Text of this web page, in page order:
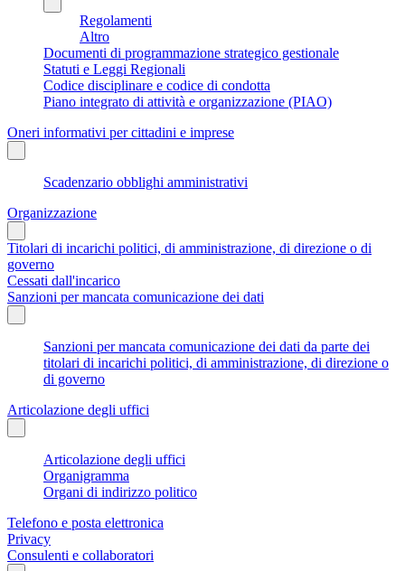
Regolamenti
Altro
Documenti di programmazione strategico gestionale
Statuti e Leggi Regionali
Codice disciplinare e codice di condotta
Piano integrato di attività e organizzazione (PIAO)
Oneri informativi per cittadini e imprese
Scadenzario obblighi amministrativi
Organizzazione
Titolari di incarichi politici, di amministrazione, di direzione o di
governo
Cessati dall'incarico
Sanzioni per mancata comunicazione dei dati
Sanzioni per mancata comunicazione dei dati da parte dei
titolari di incarichi politici, di amministrazione, di direzione o
di governo
Articolazione degli uffici
Articolazione degli uffici
Organigramma
Organi di indirizzo politico
Telefono e posta elettronica
Privacy
Consulenti e collaboratori